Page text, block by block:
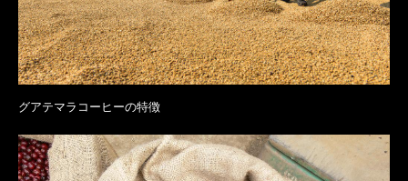
グアテマラコーヒーの特徴